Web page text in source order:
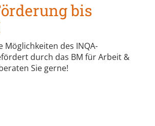
bis
Möglichkeiten des INQA-
durch das BM für Arbeit &
Sie gerne!